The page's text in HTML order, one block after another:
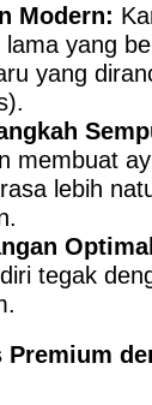
Modern:
lama yang
yang
membuat
lebih
tegak
Premium